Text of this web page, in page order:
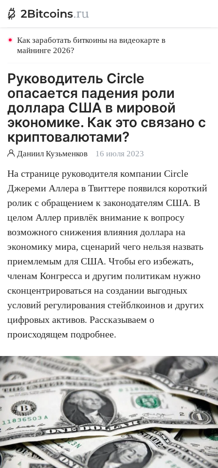
Как заработать биткоины на видеокарте в
майнинге 2026?
Руководитель Circle
опасается падения роли
доллара США в мировой
экономике. Как это связано с
криптовалютами?
Даниил Кузьменков 16 июля 2023
На странице руководителя компании Circle
Джереми Аллера в Твиттере появился короткий
ролик с обращением к законодателям США. В
целом Аллер привлёк внимание к вопросу
возможного снижения влияния доллара на
экономику мира, сценарий чего нельзя назвать
приемлемым для США. Чтобы его избежать,
членам Конгресса и другим политикам нужно
сконцентрироваться на создании выгодных
условий регулирования стейблкоинов и других
цифровых активов. Рассказываем о
происходящем подробнее.